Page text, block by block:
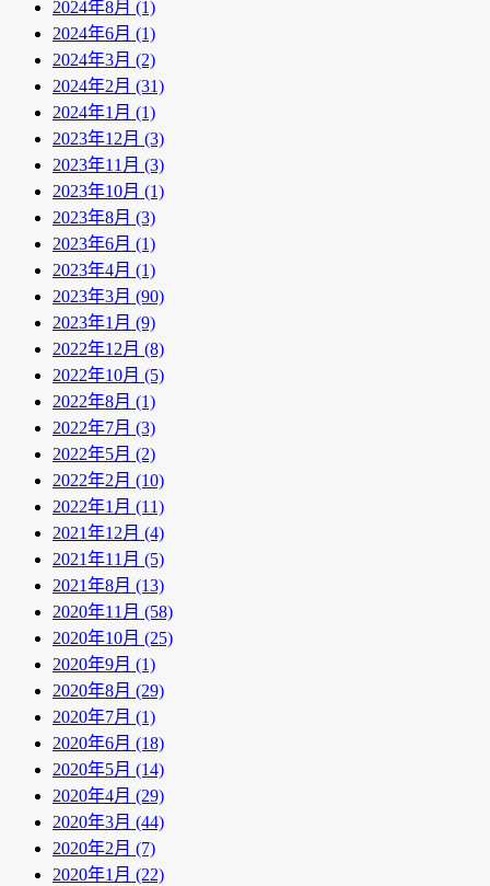
2024年8月 (1)
2024年6月 (1)
2024年3月 (2)
2024年2月 (31)
2024年1月 (1)
2023年12月 (3)
2023年11月 (3)
2023年10月 (1)
2023年8月 (3)
2023年6月 (1)
2023年4月 (1)
2023年3月 (90)
2023年1月 (9)
2022年12月 (8)
2022年10月 (5)
2022年8月 (1)
2022年7月 (3)
2022年5月 (2)
2022年2月 (10)
2022年1月 (11)
2021年12月 (4)
2021年11月 (5)
2021年8月 (13)
2020年11月 (58)
2020年10月 (25)
2020年9月 (1)
2020年8月 (29)
2020年7月 (1)
2020年6月 (18)
2020年5月 (14)
2020年4月 (29)
2020年3月 (44)
2020年2月 (7)
2020年1月 (22)